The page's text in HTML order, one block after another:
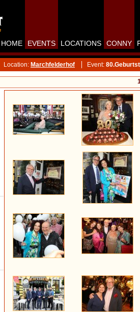
HOME EVENTS LOCATIONS CONNY
Location: Marchfelderhof Event: